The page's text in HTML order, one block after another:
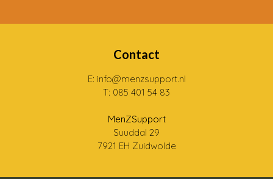
Contact
E: info@menzsupport.nl
T: 085 401 54 83
MenZSupport
Suuddal 29
7921 EH Zuidwolde